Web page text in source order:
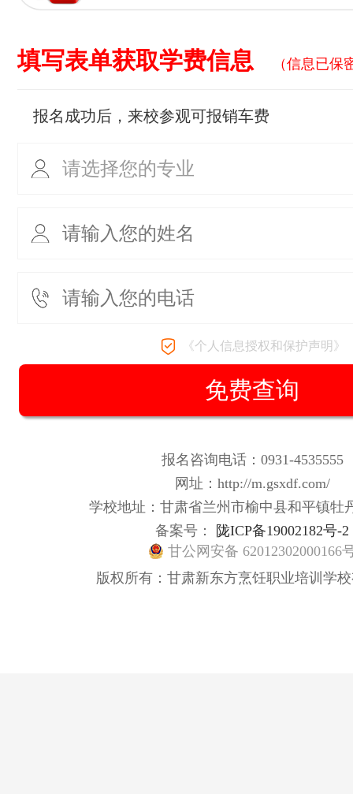
填写表单获取学费信息 （信息已保
报名成功后，来校参观可报销车费
《个人信息授权和保护声明》
报名咨询电话：0931-4535555
网址：http://m.gsxdf.com/
学校地址：甘肃省兰州市榆中县和平镇牡
备案号：
陇ICP备19002182号-2
甘公网安备 62012302000166
版权所有：甘肃新东方烹饪职业培训学